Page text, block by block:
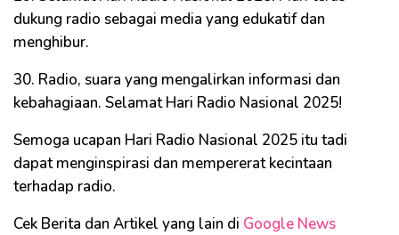
dukung radio sebagai media yang edukatif dan
menghibur.
30. Radio, suara yang mengalirkan informasi dan
kebahagiaan. Selamat Hari Radio Nasional 2025!
Semoga ucapan Hari Radio Nasional 2025 itu tadi
dapat menginspirasi dan mempererat kecintaan
terhadap radio.
Cek Berita dan Artikel yang lain di Google News